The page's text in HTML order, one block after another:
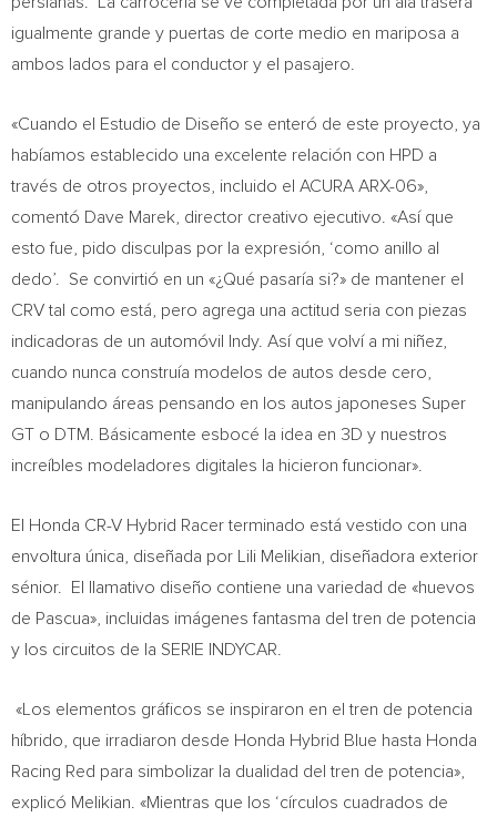
igualmente grande y puertas de corte medio en mariposa a
ambos lados para el conductor y el pasajero.
«Cuando el Estudio de Diseño se enteró de este proyecto, ya
habíamos establecido una excelente relación con HPD a
través de otros proyectos, incluido el ACURA ARX-06»,
comentó Dave Marek , director creativo ejecutivo. «Así que
esto fue, pido disculpas por la expresión, ‘como anillo al
dedo’. Se convirtió en un «¿Qué pasaría si?» de mantener el
CRV tal como está, pero agrega una actitud seria con piezas
indicadoras de un automóvil Indy. Así que volví a mi niñez,
cuando nunca construía modelos de autos desde cero,
manipulando áreas pensando en los autos japoneses Super
GT o DTM. Básicamente esbocé la idea en 3D y nuestros
increíbles modeladores digitales la hicieron funcionar».
El Honda CR-V Hybrid Racer terminado está vestido con una
envoltura única, diseñada por
Lili Melikian , diseñadora exterior
sénior. El llamativo diseño contiene una variedad de «huevos
de Pascua», incluidas imágenes fantasma del tren de potencia
y los circuitos de la SERIE INDYCAR.
«Los elementos gráficos se inspiraron en el tren de potencia
híbrido, que irradiaron desde Honda Hybrid Blue hasta Honda
Racing Red para simbolizar la dualidad del tren de potencia»,
explicó Melikian. «Mientras que los ‘círculos cuadrados de